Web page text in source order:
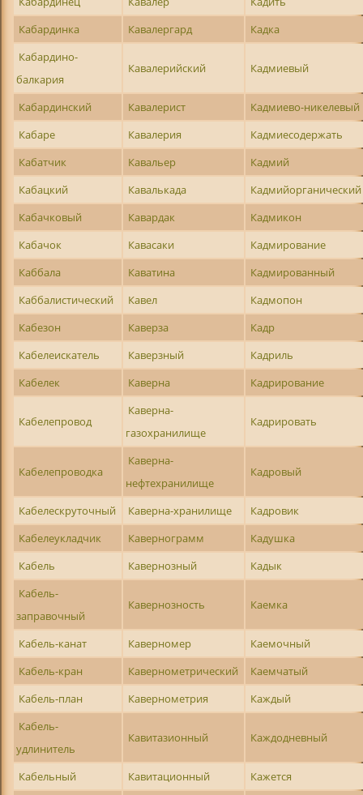
Кабардинка
Кавалергард
Кадка
Кабардино-
балкария
Кавалерийский Кадмиевый
Кабардинский Кавалерист
Кадмиево-никелевый
Кабаре
Кавалерия
Кадмиесодержать
Кабатчик
Кавальер
Кадмий
Кабацкий
Кавалькада
Кадмийорганический
Кабачковый
Кавардак
Кадмикон
Кабачок
Кавасаки
Кадмирование
Каббала
Каватина
Кадмированный
Каббалистический
Кавел
Кадмопон
Кабезон
Каверза
Кадр
Кабелеискатель
Каверзный
Кадриль
Кабелек
Каверна Кадрирование
Кабелепровод
Каверна-
газохранилище
Кадрировать
Кабелепроводка
Каверна-
нефтехранилище
Кадровый
Кабелескруточный Каверна-хранилище
Кадровик
Кабелеукладчик
Кавернограмм
Кадушка
Кабель
Кавернозный
Кадык
Кабель-
заправочный
Кавернозность Каемка
Кабель-канат Каверномер
Каемочный
Кабель-кран
Кавернометрический
Каемчатый
Кабель-план
Кавернометрия
Каждый
Кабель-
удлинитель
Кавитазионный Каждодневный
Кабельный Кавитационный
Кажется